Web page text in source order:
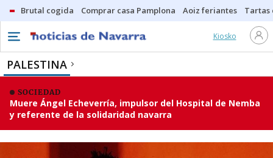
Brutal cogida Comprar casa Pamplona Aoiz feriantes Tartas
Kiosko
PALESTINA
SOCIEDAD
Muere Ángel Echeverría, impulsor del Hospital de Nemba
y referente de la solidaridad navarra